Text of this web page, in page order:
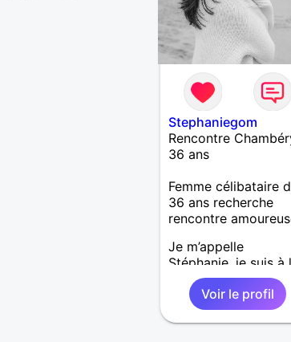
Stephaniegom
Rencontre
36 ans
Femme célibataire
36 ans recherche
rencontre
Je m’appelle
Stéphanie, je suis à
recherche d’une
relation sérieuse
Voir le profil